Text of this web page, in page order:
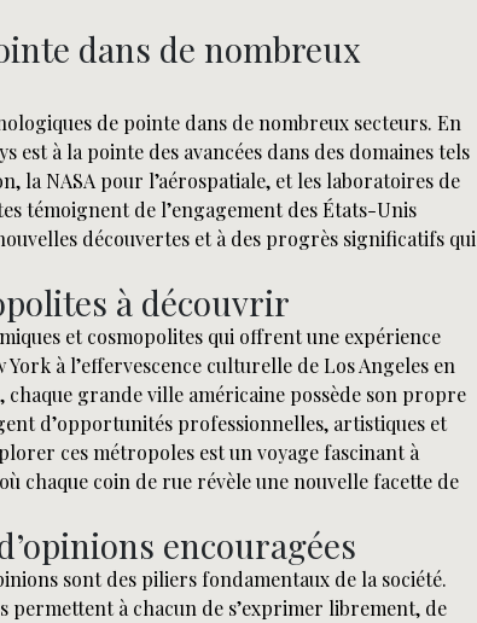
dans de nombreux
de pointe dans de nombreux secteurs. En
à la pointe des avancées dans des domaines tels
la NASA pour l’aérospatiale, et les laboratoires de
témoignent de l’engagement des États-Unis
découvertes et à des progrès significatifs qui
à découvrir
et cosmopolites qui offrent une expérience
à l’effervescence culturelle de Los Angeles en
grande ville américaine possède son propre
d’opportunités professionnelles, artistiques et
ces métropoles est un voyage fascinant à
chaque coin de rue révèle une nouvelle facette de
encouragées
sont des piliers fondamentaux de la société.
permettent à chacun de s’exprimer librement, de